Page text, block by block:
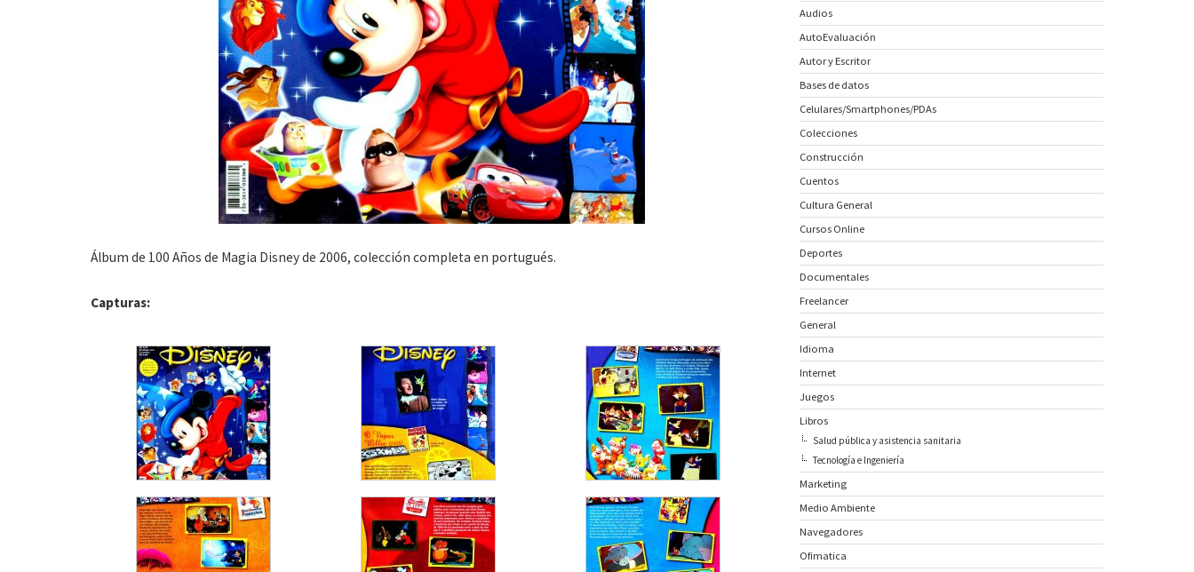
Álbum de 100 Años de Magia Disney de 2006, colección completa en portugués.
Capturas:
Audios
AutoEvaluación
Autor y Escritor
Bases de datos
Celulares/Smartphones/PDAs
Colecciones
Construcción
Cuentos
Cultura General
Cursos Online
Deportes
Documentales
Freelancer
General
Idioma
Internet
Juegos
Libros
Salud pública y asistencia sanitaria
Tecnología e Ingeniería
Marketing
Medio Ambiente
Navegadores
Ofimatica